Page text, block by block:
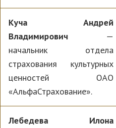
Куча Андрей
Владимирович —
начальник отдела
страхования культурных
ценностей ОАО
«АльфаСтрахование».
Лебедева Илона